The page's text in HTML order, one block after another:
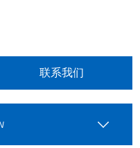
联系我们